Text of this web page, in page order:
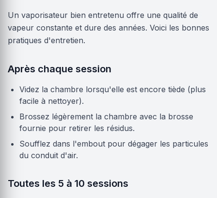
Un vaporisateur bien entretenu offre une qualité de
vapeur constante et dure des années. Voici les bonnes
pratiques d'entretien.
Après chaque session
Videz la chambre lorsqu'elle est encore tiède (plus
facile à nettoyer).
Brossez légèrement la chambre avec la brosse
fournie pour retirer les résidus.
Soufflez dans l'embout pour dégager les particules
du conduit d'air.
Toutes les 5 à 10 sessions